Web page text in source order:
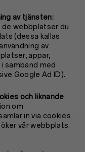
av tjänsten:
de webbplatser du
(dessa kallas
av
appar,
samband med
Google Ad ID).
och liknande
om
in via cookies
vår webbplats.